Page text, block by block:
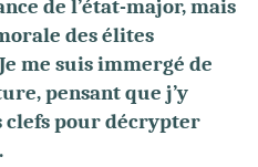
de l’état-major, mais
des élites
me suis immergé de
pensant que j’y
pour décrypter